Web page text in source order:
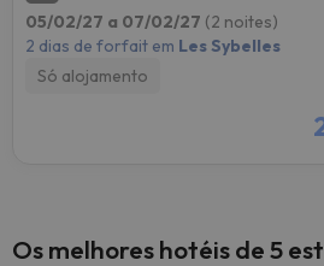
05/02/27 a 07/02/27 (2 noites)
2 dias de forfait em Les Sybelles
Só alojamento
Os melhores hotéis de 5